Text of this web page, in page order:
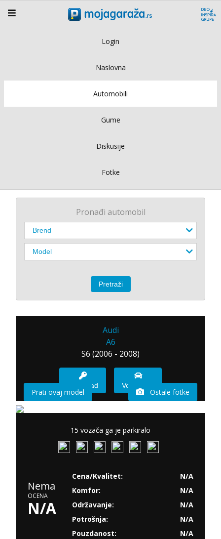
Login
Naslovna
Automobili
Gume
Diskusije
Fotke
Pronađi automobil
Audi
A6
S6 (2006 - 2008)
Imam sad Vozio sam
Prati ovaj model Ostale fotke
15 vozača ga je parkiralo
Nema
OCENA
N/A
Cena/Kvalitet:
N/A
Komfor:
N/A
Održavanje:
N/A
Potrošnja:
N/A
Pouzdanost:
N/A